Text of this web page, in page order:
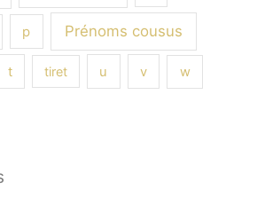
p Prénoms cousus
t tiret u v w